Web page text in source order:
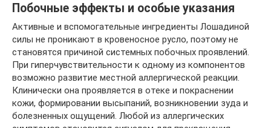
Побочные эффекты и особые указания
Активные и вспомогательные ингредиенты Лошадиной
силы не проникают в кровеносное русло, поэтому не
становятся причиной системных побочных проявлений.
При гиперчувствительности к одному из компонентов
возможно развитие местной аллергической реакции.
Клинически она проявляется в отеке и покраснении
кожи, формировании высыпаний, возникновении зуда и
болезненных ощущений. Любой из аллергических